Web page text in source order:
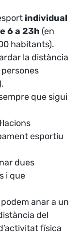
individual
6 a 23h (en
habitants).
la distància
que sigui
esportiu
dues
i que
anar a un
del
física